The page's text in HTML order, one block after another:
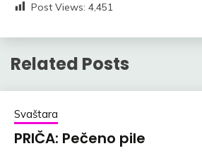
Post Views: 4,451
Related Posts
Svaštara
PRIČA: Pečeno pile